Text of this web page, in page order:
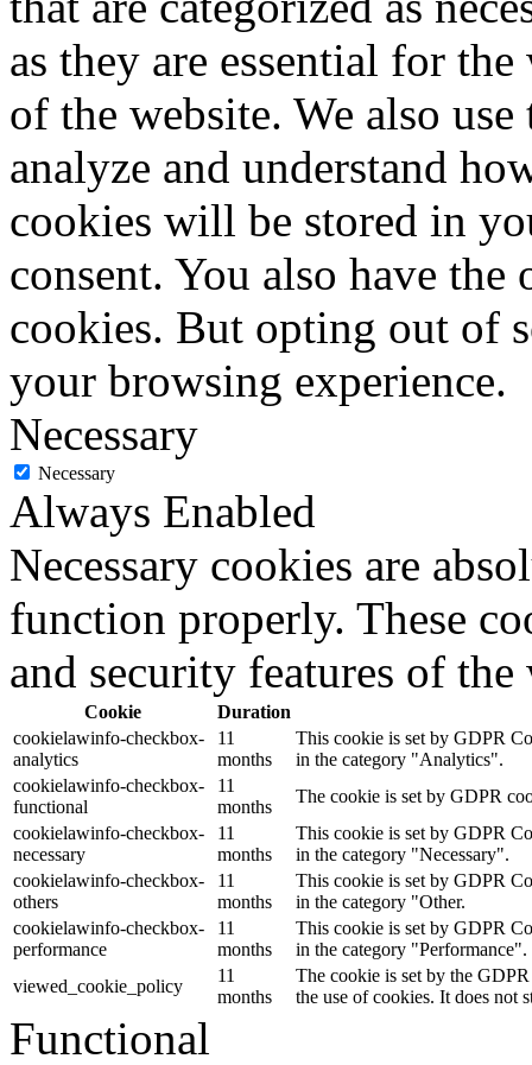
as they are essential for
of the website. We also
analyze and understand
cookies will be stored in
consent. You also have
cookies. But opting out of
your browsing experience.
Necessary
Necessary
Always Enabled
Necessary cookies are
function properly. These
and security features of
Cookie
Duration
cookielawinfo-checkbox-
analytics
11
months
This cookie is set by GDPR
in the category "Analytics".
cookielawinfo-checkbox-
functional
11
months
The cookie is set by GDPR
cookielawinfo-checkbox-
necessary
11
months
This cookie is set by GDPR
in the category "Necessary".
cookielawinfo-checkbox-
others
11
months
This cookie is set by GDPR
in the category "Other.
cookielawinfo-checkbox-
performance
11
months
This cookie is set by GDPR
in the category "Performance".
viewed_cookie_policy
11
months
The cookie is set by the
the use of cookies. It does not
Functional